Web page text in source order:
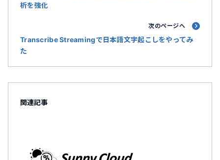
析を強化
次のページへ
Transcribe Streamingで日本語文字起こしをやってみ
た
関連記事